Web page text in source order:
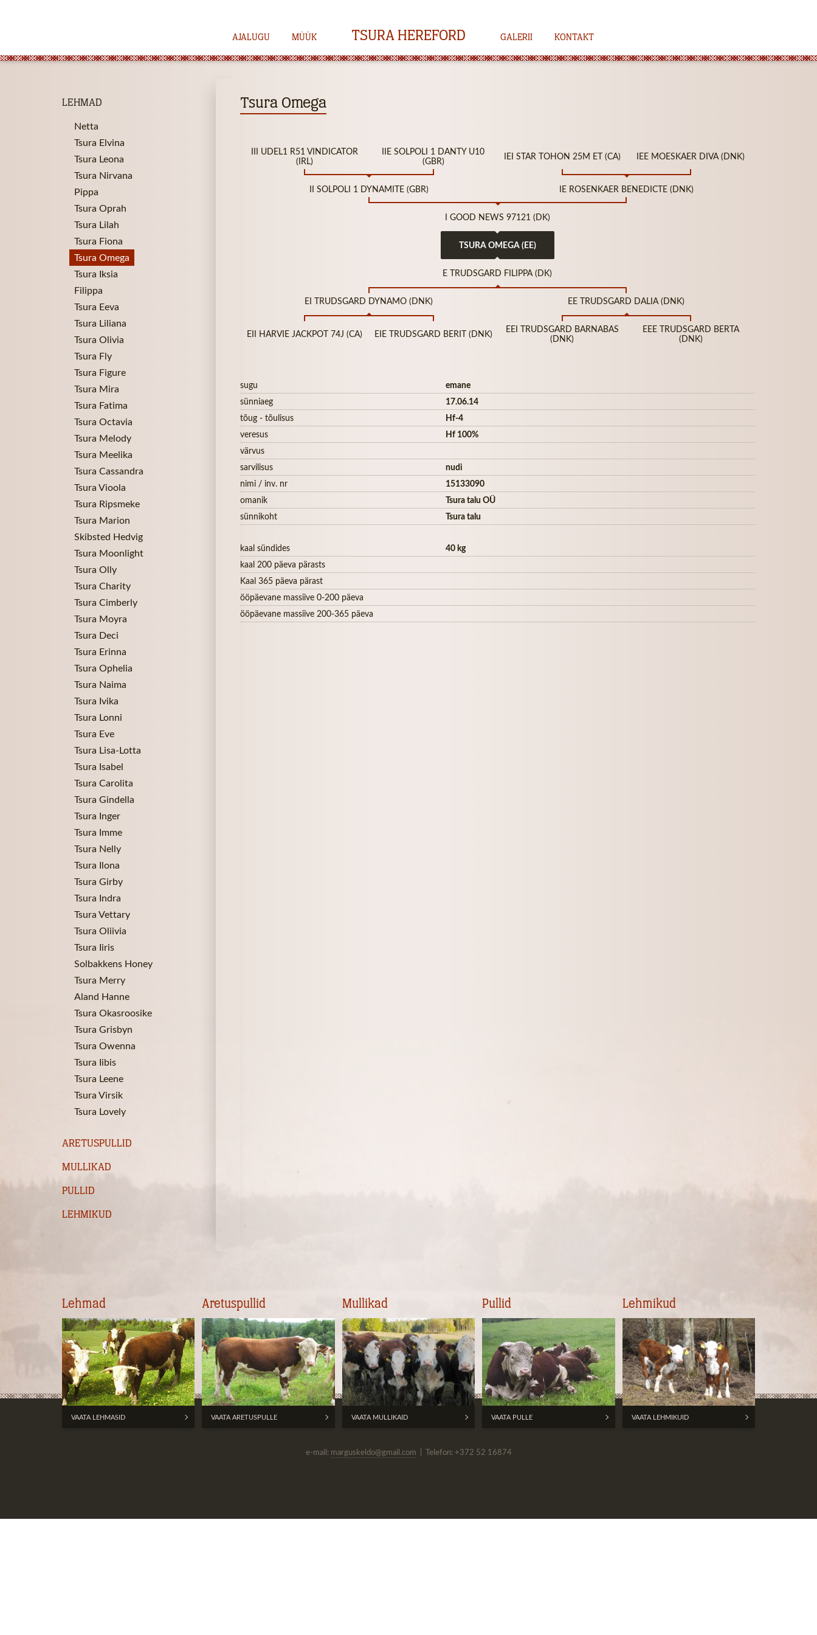
TSURA HEREFORD
AJALUGU MÜÜK GALERII KONTAKT
LEHMAD
Netta
Tsura Elvina
Tsura Leona
Tsura Nirvana
Pippa
Tsura Oprah
Tsura Lilah
Tsura Fiona
Tsura Omega
Tsura Iksia
Filippa
Tsura Eeva
Tsura Liliana
Tsura Olivia
Tsura Fly
Tsura Figure
Tsura Mira
Tsura Fatima
Tsura Octavia
Tsura Melody
Tsura Meelika
Tsura Cassandra
Tsura Vioola
Tsura Ripsmeke
Tsura Marion
Skibsted Hedvig
Tsura Moonlight
Tsura Olly
Tsura Charity
Tsura Cimberly
Tsura Moyra
Tsura Deci
Tsura Erinna
Tsura Ophelia
Tsura Naima
Tsura Ivika
Tsura Lonni
Tsura Eve
Tsura Lisa-Lotta
Tsura Isabel
Tsura Carolita
Tsura Gindella
Tsura Inger
Tsura Imme
Tsura Nelly
Tsura Ilona
Tsura Girby
Tsura Indra
Tsura Vettary
Tsura Oliivia
Tsura Iiris
Solbakkens Honey
Tsura Merry
Aland Hanne
Tsura Okasroosike
Tsura Grisbyn
Tsura Owenna
Tsura Iibis
Tsura Leene
Tsura Virsik
Tsura Lovely
ARETUSPULLID
MULLIKAD
PULLID
LEHMIKUD
Tsura Omega
III UDEL1 R51 VINDICATOR
(IRL)
IIE SOLPOLI 1 DANTY U10
(GBR)
IEI STAR TOHON 25M ET (CA) IEE MOESKAER DIVA (DNK)
II SOLPOLI 1 DYNAMITE (GBR) IE ROSENKAER BENEDICTE (DNK)
I GOOD NEWS 97121 (DK)
TSURA OMEGA (EE)
E TRUDSGARD FILIPPA (DK)
EI TRUDSGARD DYNAMO (DNK) EE TRUDSGARD DALIA (DNK)
EII HARVIE JACKPOT 74J (CA) EIE TRUDSGARD BERIT (DNK)
EEI TRUDSGARD BARNABAS
(DNK)
EEE TRUDSGARD BERTA
(DNK)
sugu
emane
sünniaeg
17.06.14
tõug - tõulisus
Hf-4
veresus
Hf 100%
värvus
sarvilisus
nudi
nimi / inv. nr
15133090
omanik
Tsura talu OÜ
sünnikoht
Tsura talu
kaal sündides
40 kg
kaal 200 päeva pärasts
Kaal 365 päeva pärast
ööpäevane massiive 0-200 päeva
ööpäevane massiive 200-365 päeva
Lehmad
VAATA LEHMASID
Aretuspullid
VAATA ARETUSPULLE
Mullikad
VAATA MULLIKAID
Pullid
VAATA PULLE
Lehmikud
VAATA LEHMIKUID
e-mail: marguskeldo@gmail.com | Telefon: +372 52 16874